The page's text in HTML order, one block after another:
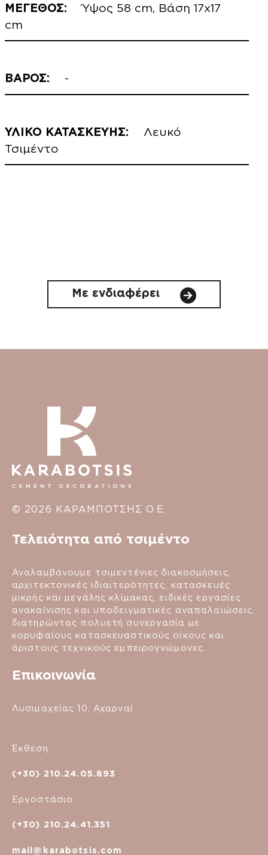
ΜΕΓΕΘΟΣ:
Ύψος 58 cm, Βάση 17x17
cm
ΒΑΡΟΣ: -
ΥΛΙΚΟ ΚΑΤΑΣΚΕΥΗΣ:
Λευκό
Τσιμέντο
Με ενδιαφέρει
© 2026 ΚΑΡΑΜΠΟΤΣΗΣ Ο.Ε.
Τελειότητα από τσιμέντο
Αναλαμβάνουμε τσιμεντένιες διακοσμήσεις,
αρχιτεκτονικές ιδιαιτερότητες, κατασκευές
μικρής και μεγάλης κλίμακας, ειδικές εργασίες
ανακαίνισης και υποδειγματικές αναπαλαιώσεις,
διατηρώντας πολυετή συνεργασία με
κορυφαίους κατασκευαστικούς οίκους και
άριστους τεχνικούς εμπειρογνώμονες.
Επικοινωνία
Λυσιμαχείας 10, Αχαρναί
Έκθεση
(+30) 210.24.05.893
Εργοστάσιο
(+30) 210.24.41.351
mail@karabotsis.com